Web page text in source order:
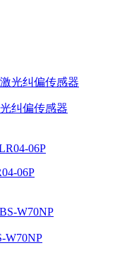
纠偏传感器
06P
W70NP